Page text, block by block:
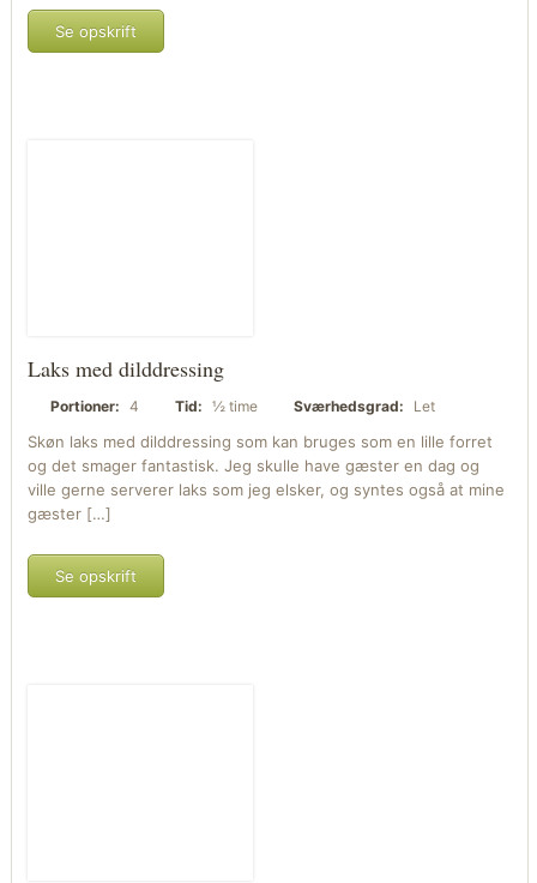
Se opskrift
Laks med dilddressing
Portioner: 4 Tid: ½ time Sværhedsgrad: Let
Skøn laks med dilddressing som kan bruges som en lille forret
og det smager fantastisk. Jeg skulle have gæster en dag og
ville gerne serverer laks som jeg elsker, og syntes også at mine
gæster […]
Se opskrift